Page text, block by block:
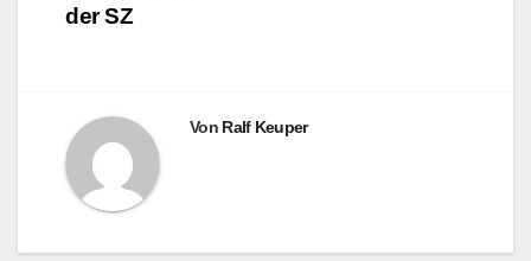
der SZ
Von Ralf Keuper